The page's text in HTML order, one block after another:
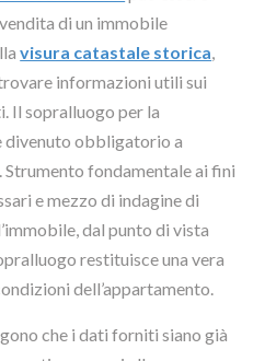
di un immobile
visura catastale storica,
informazioni utili sui
Il sopralluogo per la
divenuto obbligatorio a
fondamentale ai fini
e mezzo di indagine di
dal punto di vista
restituisce una vera
dell’appartamento.
che i dati forniti siano già